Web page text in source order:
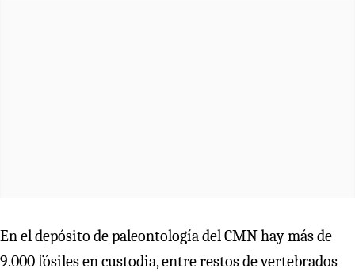
En el depósito de paleontología del CMN hay más de
9.000 fósiles en custodia, entre restos de vertebrados